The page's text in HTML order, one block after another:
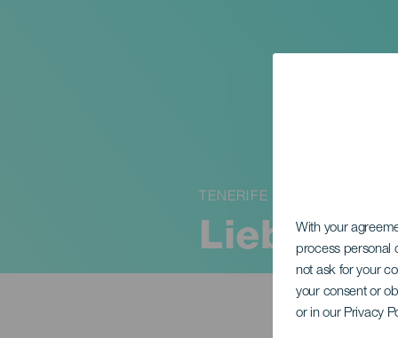
With your
process personal
not ask for your
your consent or
or in our Privacy
Liebe
TENERIFE